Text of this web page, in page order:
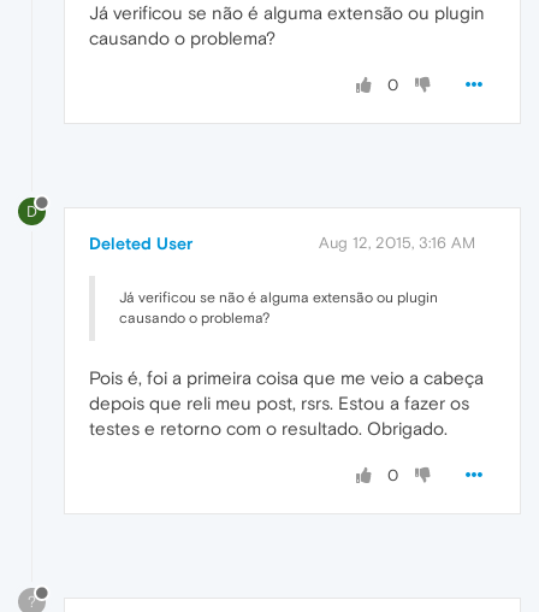
Já verificou se não é alguma extensão ou plugin
causando o problema?
0
D
Deleted User Aug 12, 2015, 3:16 AM
Já verificou se não é alguma extensão ou plugin
causando o problema?
Pois é, foi a primeira coisa que me veio a cabeça
depois que reli meu post, rsrs. Estou a fazer os
testes e retorno com o resultado. Obrigado.
0
?